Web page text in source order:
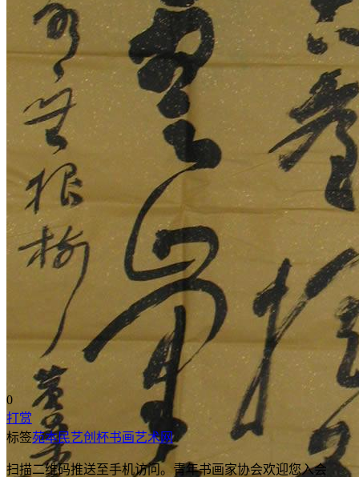
0
打赏
标签苑本民艺创杯书画艺术网
扫描二维码推送至手机访问。青年书画家协会欢迎您入会